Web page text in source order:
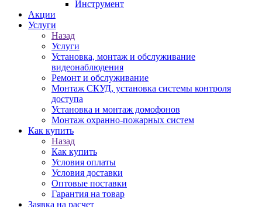
Инструмент
Акции
Услуги
Назад
Услуги
Установка, монтаж и обслуживание
видеонаблюдения
Ремонт и обслуживание
Монтаж СКУД, установка системы контроля
доступа
Установка и монтаж домофонов
Монтаж охранно-пожарных систем
Как купить
Назад
Как купить
Условия оплаты
Условия доставки
Оптовые поставки
Гарантия на товар
Заявка на расчет